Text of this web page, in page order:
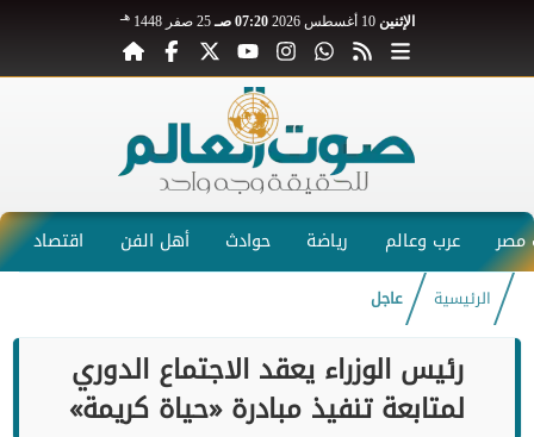
الإثنين 10 أغسطس 2026 07:20 صـ 25 صفر 1448 هـ
عرب وعالم رياضة حوادث أهل الفن اقتصاد
الرئيسية عاجل
رئيس الوزراء يعقد الاجتماع الدوري
لمتابعة تنفيذ مبادرة «حياة كريمة»